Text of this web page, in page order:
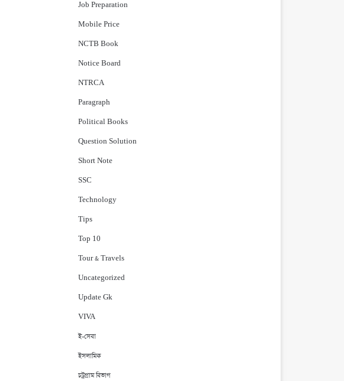
Job Preparation
Mobile Price
NCTB Book
Notice Board
NTRCA
Paragraph
Political Books
Question Solution
Short Note
‍SSC
Technology
Tips
Top 10
Tour & Travels
Uncategorized
Update Gk
VIVA
ই-সেবা
ইসলামিক
চট্রগ্রাম বিভাগ